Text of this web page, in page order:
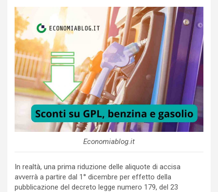
Economiablog.it
In realtà, una prima riduzione delle aliquote di accisa
avverrà a partire dal 1° dicembre per effetto della
pubblicazione del decreto legge numero 179, del 23